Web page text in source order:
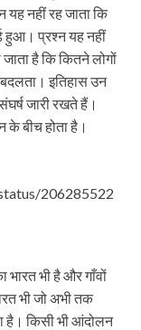
नहीं रह जाता कि
हुआ। प्रश्न यह नहीं
है कि कितने लोगों
बदलता। इतिहास उन
जारी रखते हैं।
बीच होता है।
206285522
भारत भी है और गाँवों
भी जो अभी तक
है। किसी भी आंदोलन